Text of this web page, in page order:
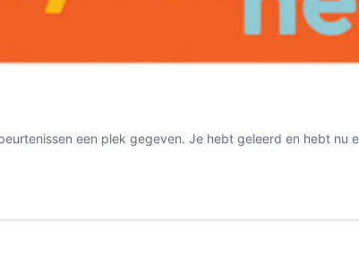
een plek gegeven. Je hebt geleerd en hebt nu